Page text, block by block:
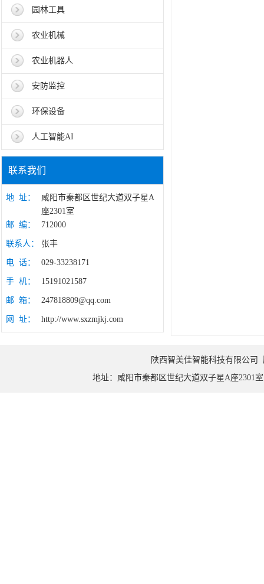
园林工具
农业机械
农业机器人
安防监控
环保设备
人工智能AI
联系我们
地 址：
咸阳市秦都区世纪大道双子星A
座2301室
邮 编：
712000
联系人： 张丰
电 话： 029-33238171
手 机： 15191021587
邮 箱： 247818809@qq.com
网 址： http://www.sxzmjkj.com
陕西智美佳智能科技有限公
地址：咸阳市秦都区世纪大道双子星A座